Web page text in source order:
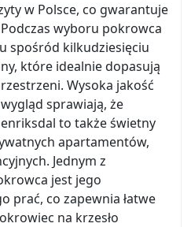
w Polsce, co gwarantuje
wyboru pokrowca
spośród kilkudziesięciu
które idealnie dopasują
Wysoka jakość
sprawiają, że
to także świetny
apartamentów,
Jednym z
jest jego
prać, co zapewnia łatwe
na krzesło